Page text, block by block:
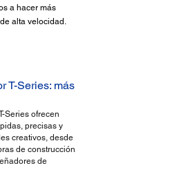
a hacer más
alta velocidad.
T-Series: más
Series ofrecen
precisas y
creativos, desde
de construcción
de